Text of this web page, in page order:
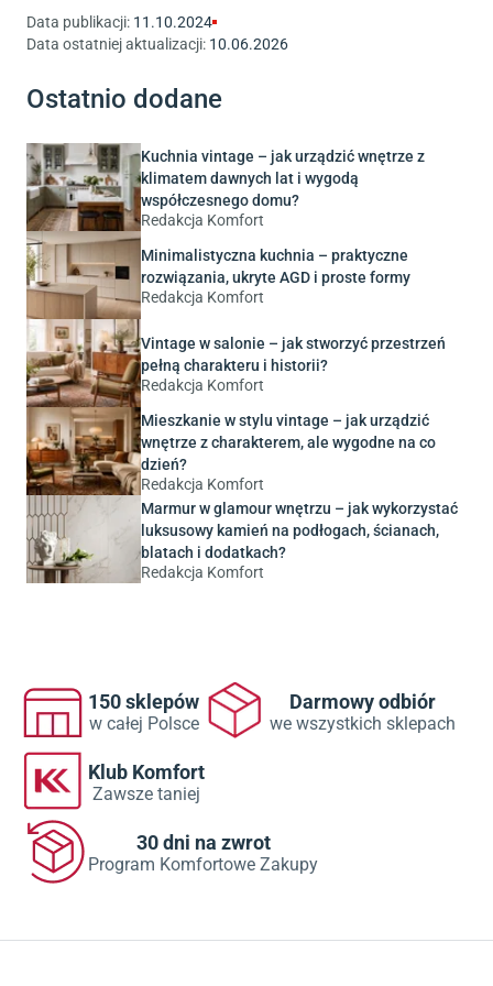
Data publikacji: 11.10.2024
Data ostatniej aktualizacji: 10.06.2026
Ostatnio dodane
Kuchnia vintage – jak urządzić wnętrze z
klimatem dawnych lat i wygodą
współczesnego domu?
Redakcja Komfort
Minimalistyczna kuchnia – praktyczne
rozwiązania, ukryte AGD i proste formy
Redakcja Komfort
Vintage w salonie – jak stworzyć przestrzeń
pełną charakteru i historii?
Redakcja Komfort
Mieszkanie w stylu vintage – jak urządzić
wnętrze z charakterem, ale wygodne na co
dzień?
Redakcja Komfort
Marmur w glamour wnętrzu – jak wykorzystać
luksusowy kamień na podłogach, ścianach,
blatach i dodatkach?
Redakcja Komfort
150 sklepów
w całej Polsce
Darmowy odbiór
we wszystkich sklepach
Klub Komfort
Zawsze taniej
30 dni na zwrot
Program Komfortowe Zakupy